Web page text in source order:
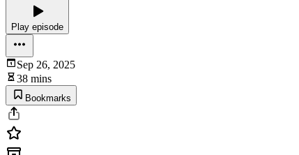
Play episode
Sep 26, 2025
38 mins
Bookmarks